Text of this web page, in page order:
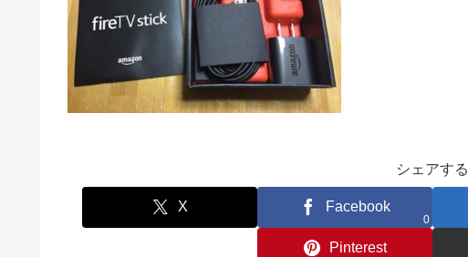
シェアする
X Facebook
0
Pinterest